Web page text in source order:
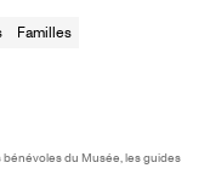
Familles
bénévoles du Musée, les guides